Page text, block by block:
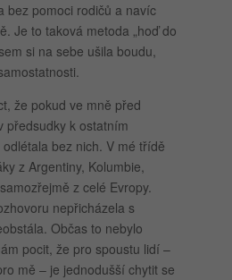
bez pomoci rodičů a navíc
Je to taková metoda „hoď do
si na sebe ušila boudu,
že pokud ve mně před
předsudky k ostatním
bez nich. V mé třídě
z Argentiny, Kolumbie,
z celé Evropy.
nepřicházela s
Občas to nebylo
pocit, že pro spoustu lidí –
mě – je jednodušší chytit se